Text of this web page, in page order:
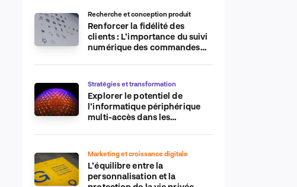
Recherche et conception produit
Renforcer la fidélité des
clients : L’importance du suivi
numérique des commandes
commerce électronique
Stratégies et transformation
Explorer le potentiel de
l’informatique périphérique
multi-accès dans les
Marketing et croissance digitale
L’équilibre entre la
personnalisation et la